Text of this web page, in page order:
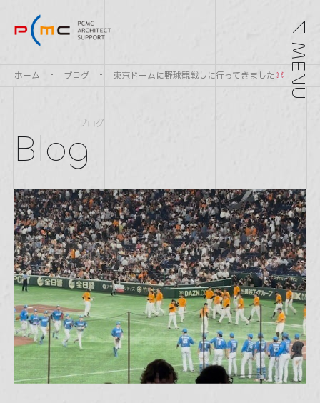
Service サービス
Archivements 実績紹介
Company 会社情報
MENU
ホーム ブログ 東京ドームに野球観戦しに行ってきました
Blog
ブログ